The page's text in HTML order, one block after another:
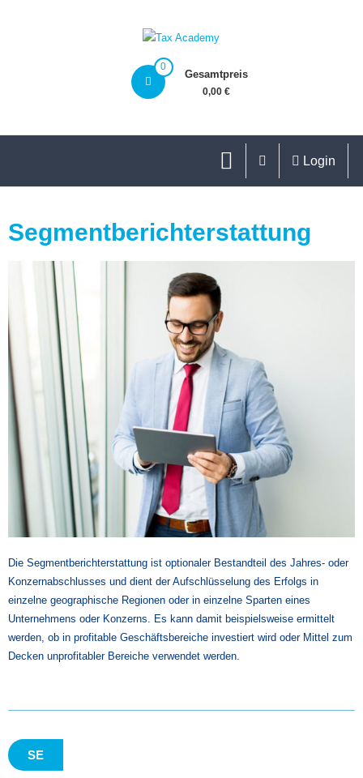
0
Gesamtpreis
0,00 €
Login
Segmentberichterstattung
Die Segmentberichterstattung ist optionaler Bestandteil des Jahres- oder
Konzernabschlusses und dient der Aufschlüsselung des Erfolgs in
einzelne geographische Regionen oder in einzelne Sparten eines
Unternehmens oder Konzerns. Es kann damit beispielsweise ermittelt
werden, ob in profitable Geschäftsbereiche investiert wird oder Mittel zum
Decken unprofitabler Bereiche verwendet werden.
SE